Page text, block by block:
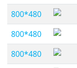
800*480
800*480
800*480